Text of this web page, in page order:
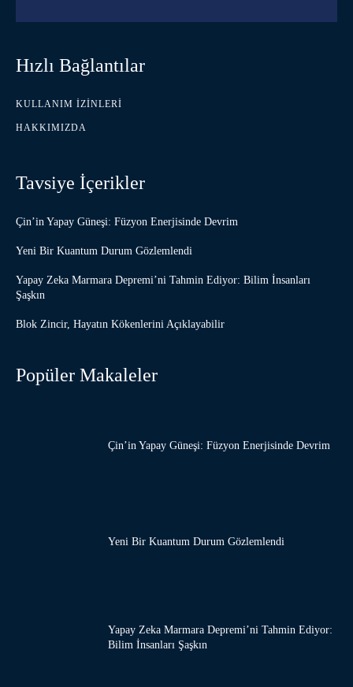
Hızlı Bağlantılar
KULLANIM İZINLERI
HAKKIMIZDA
Tavsiye İçerikler
Çin’in Yapay Güneşi: Füzyon Enerjisinde Devrim
Yeni Bir Kuantum Durum Gözlemlendi
Yapay Zeka Marmara Depremi’ni Tahmin Ediyor: Bilim İnsanları
Şaşkın
Blok Zincir, Hayatın Kökenlerini Açıklayabilir
Popüler Makaleler
Çin’in Yapay Güneşi: Füzyon Enerjisinde Devrim
Yeni Bir Kuantum Durum Gözlemlendi
Yapay Zeka Marmara Depremi’ni Tahmin Ediyor:
Bilim İnsanları Şaşkın